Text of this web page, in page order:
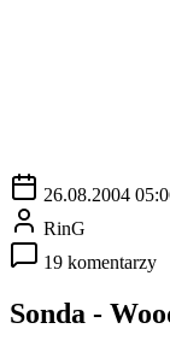
26.08.2004
RinG
19 komentarzy
Sonda -